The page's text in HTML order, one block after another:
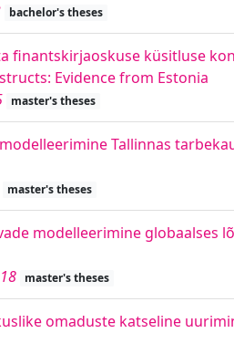
bachelor's theses
finantskirjaoskuse küsitluse
Evidence from Estonia
master's theses
Tallinnas
master's theses
modelleerimine globaalses
master's theses
omaduste katseline